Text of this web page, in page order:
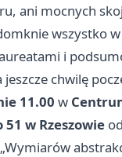
ani mocnych
wszystko
i
chwilę
11.00 w
w Rzeszowie